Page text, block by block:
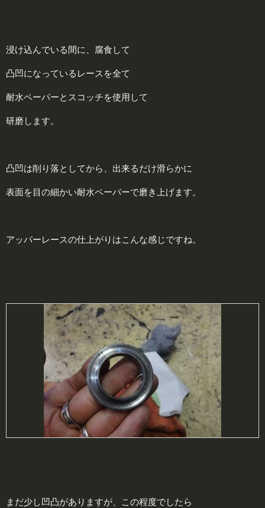
浸け込んでいる間に、腐食して
凸凹になっているレースを全て
耐水ペーパーとスコッチを使用して
研磨します。
凸凹は削り落としてから、出来るだけ滑らかに
表面を目の細かい耐水ペーパーで磨き上げます。
アッパーレースの仕上がりはこんな感じですね。
まだ少し凹凸がありますが、この程度でしたら